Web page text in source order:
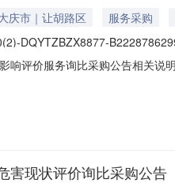
庆市｜让胡路区
服务采购
DQYTZBZX8877-
响评价服务询比采购公告相关说
害现状评价询比采购公告